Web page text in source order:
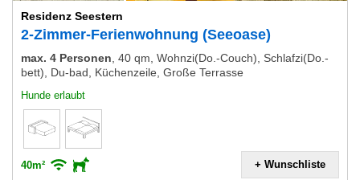
Residenz Seestern
2-Zimmer-Ferienwohnung (Seeoase)
max. 4 Personen 40 qm, Wohnzi(Do.-Couch), Schlafzi(Do.-
bett), Du-bad, Küchenzeile, Große Terrasse
Hunde erlaubt
40m² + Wunschliste